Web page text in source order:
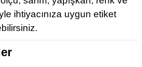
ihtiyacınıza uygun etiket